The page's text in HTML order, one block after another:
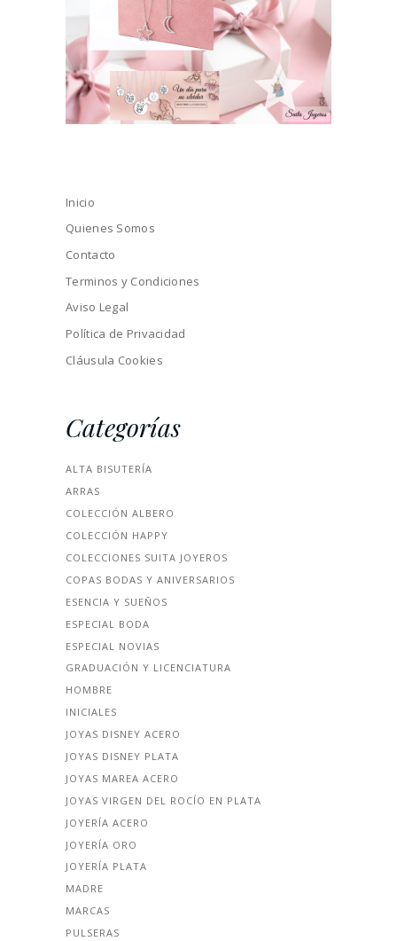
Inicio
Quienes Somos
Contacto
Terminos y Condiciones
Aviso Legal
Política de Privacidad
Cláusula Cookies
Categorías
ALTA BISUTERÍA
ARRAS
COLECCIÓN ALBERO
COLECCIÓN HAPPY
COLECCIONES SUITA JOYEROS
COPAS BODAS Y ANIVERSARIOS
ESENCIA Y SUEÑOS
ESPECIAL BODA
ESPECIAL NOVIAS
GRADUACIÓN Y LICENCIATURA
HOMBRE
INICIALES
JOYAS DISNEY ACERO
JOYAS DISNEY PLATA
JOYAS MAREA ACERO
JOYAS VIRGEN DEL ROCÍO EN PLATA
JOYERÍA ACERO
JOYERÍA ORO
JOYERÍA PLATA
MADRE
MARCAS
PULSERAS